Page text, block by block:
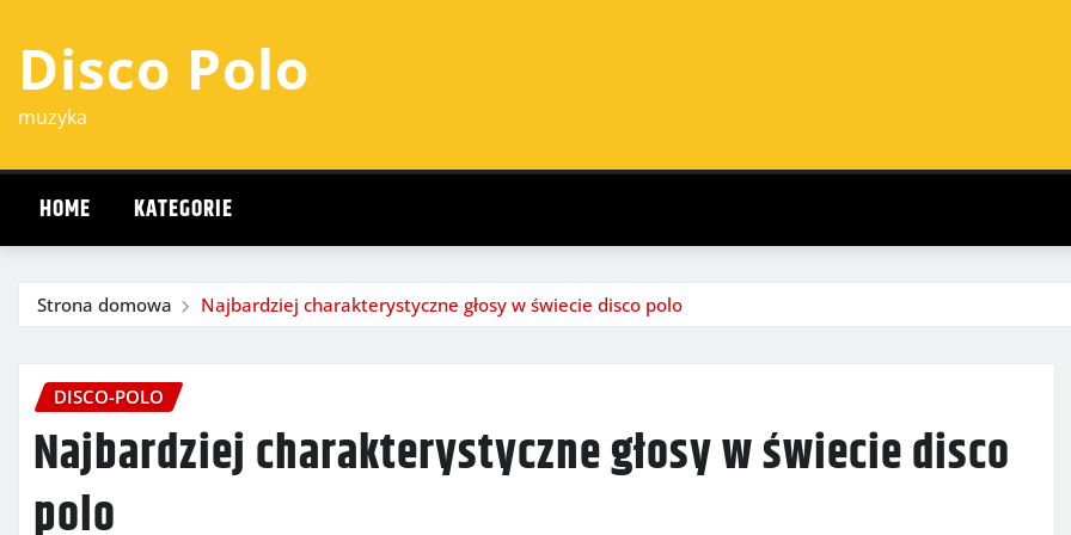
treściDisco Polo
muzyka
HOME KATEGORIE
Strona domowa Najbardziej charakterystyczne głosy w świecie disco polo
DISCO-POLO
Najbardziej charakterystyczne głosy w świecie disco
polo